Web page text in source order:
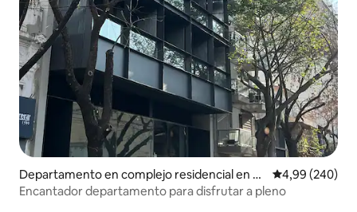
Departamento en complejo residencial en B
uenos Aires
Calificación
4,99 (240)
Encantador departamento para disfrutar a pleno